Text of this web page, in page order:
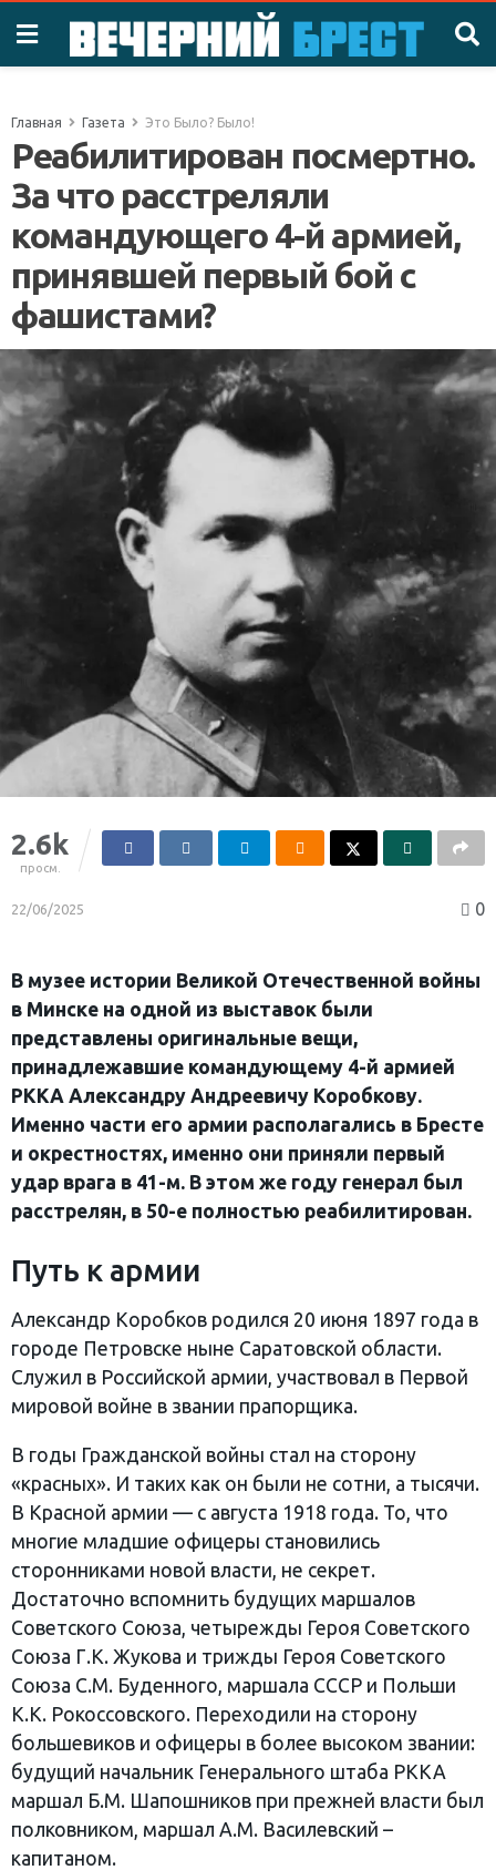
Главная Газета Это Было? Было!
Реабилитирован посмертно.
За что расстреляли
командующего 4-й армией,
принявшей первый бой с
фашистами?
2.6k
просм.
22/06/2025 0
В музее истории Великой Отечественной войны
в Минске на одной из выставок были
представлены оригинальные вещи,
принадлежавшие командующему 4-й армией
РККА Александру Андреевичу Коробкову.
Именно части его армии располагались в Бресте
и окрестностях, именно они приняли первый
удар врага в 41-м. В этом же году генерал был
расстрелян, в 50-е полностью реабилитирован.
Путь к армии
Александр Коробков родился 20 июня 1897 года в
городе Петровске ныне Саратовской области.
Служил в Российской армии, участвовал в Первой
мировой войне в звании прапорщика.
В годы Гражданской войны стал на сторону
«красных». И таких как он были не сотни, а тысячи.
В Красной армии — с августа 1918 года. То, что
многие младшие офицеры становились
сторонниками новой власти, не секрет.
Достаточно вспомнить будущих маршалов
Советского Союза, четырежды Героя Советского
Союза Г.К. Жукова и трижды Героя Советского
Союза С.М. Буденного, маршала СССР и Польши
К.К. Рокоссовского. Переходили на сторону
большевиков и офицеры в более высоком звании:
будущий начальник Генерального штаба РККА
маршал Б.М. Шапошников при прежней власти был
полковником, маршал А.М. Василевский –
капитаном.